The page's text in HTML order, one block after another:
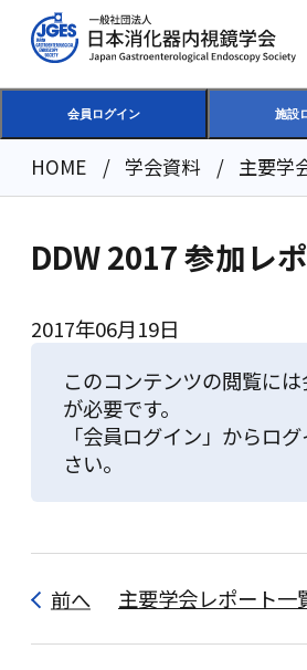
会員ログイン 施設
HOME 学会資料 主要学
2017年06月19日
DDW 2017 参加レ
このコンテンツの閲覧に
が必要です。
「会員ログイン」からロ
さい。
前へ 主要学会レポート一